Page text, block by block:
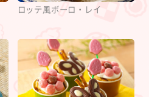
ロッテ風ボーロ・レイ